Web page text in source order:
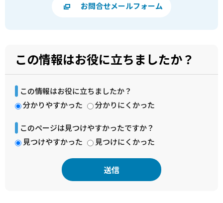
お問合せメールフォーム
この情報はお役に立ちましたか？
この情報はお役に立ちましたか？
分かりやすかった
分かりにくかった
このページは見つけやすかったですか？
見つけやすかった
見つけにくかった